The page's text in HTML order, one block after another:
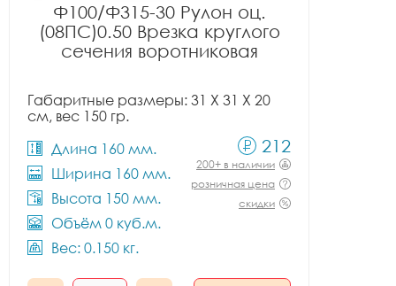
Ф100/Ф315-30 Рулон оц.
(08ПС)0.50 Врезка круглого
сечения воротниковая
Габаритные размеры: 31 X 31 X 20
см, вес 150 гр.
Длина 160 мм.
Ширина 160 мм.
Высота 150 мм.
Объём 0 куб.м.
Вес: 0.150 кг.
212
200+ в наличии
розничная цена
скидки